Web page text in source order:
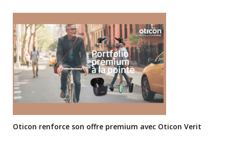
Oticon renforce son offre premium avec Oticon Verit